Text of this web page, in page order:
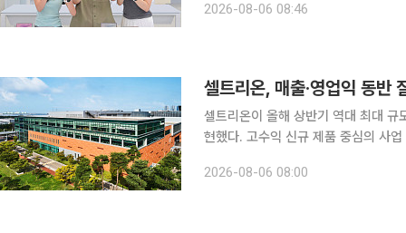
고객 10명 가운데 7명이 '갤럭시 Z 폴
2026-08-06 08:46
셀트리온, 매출·영업익 동반
셀트리온이 올해 상반기 역대 최대 규
현했다. 고수익 신규 제품 중심의 사
신규 제품의 시장점유율 확대 등을 통
2026-08-06 08:00